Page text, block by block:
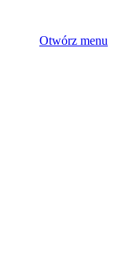
Otwórz menu